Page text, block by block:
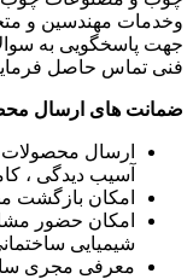
وخدمات مهندسین و
جهت پاسخگویی به
فنی تماس حاصل
ضمانت های ارسال
ارسال محصولات
آسیب دیدگی ،
امکان بازگشت
امکان حضور
شیمیایی
معرفی مجری